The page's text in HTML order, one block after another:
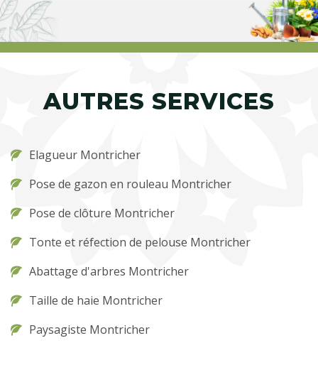
AUTRES SERVICES
Elagueur Montricher
Pose de gazon en rouleau Montricher
Pose de clôture Montricher
Tonte et réfection de pelouse Montricher
Abattage d'arbres Montricher
Taille de haie Montricher
Paysagiste Montricher